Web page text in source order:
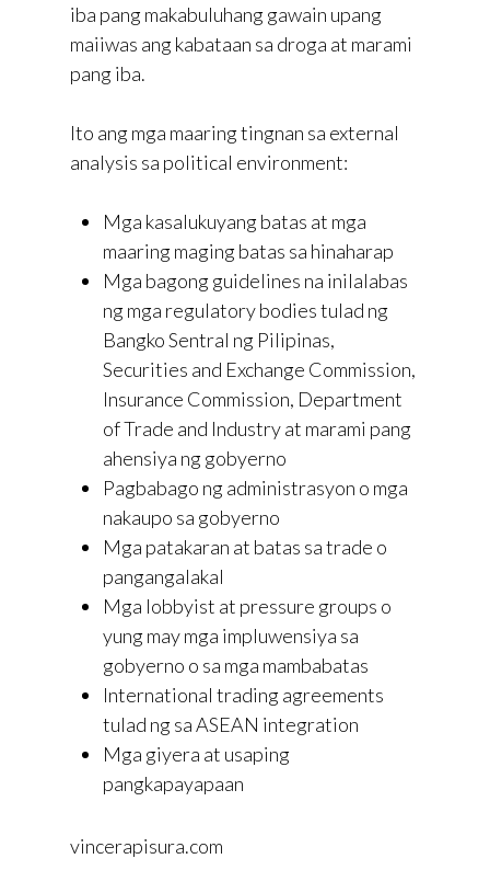
iba pang makabuluhang gawain upang
maiiwas ang kabataan sa droga at marami
pang iba.
Ito ang mga maaring tingnan sa external
analysis sa political environment:
Mga kasalukuyang batas at mga
maaring maging batas sa hinaharap
Mga bagong guidelines na inilalabas
ng mga regulatory bodies tulad ng
Bangko Sentral ng Pilipinas,
Securities and Exchange Commission,
Insurance Commission, Department
of Trade and Industry at marami pang
ahensiya ng gobyerno
Pagbabago ng administrasyon o mga
nakaupo sa gobyerno
Mga patakaran at batas sa trade o
pangangalakal
Mga lobbyist at pressure groups o
yung may mga impluwensiya sa
gobyerno o sa mga mambabatas
International trading agreements
tulad ng sa ASEAN integration
Mga giyera at usaping
pangkapayapaan
vincerapisura.com